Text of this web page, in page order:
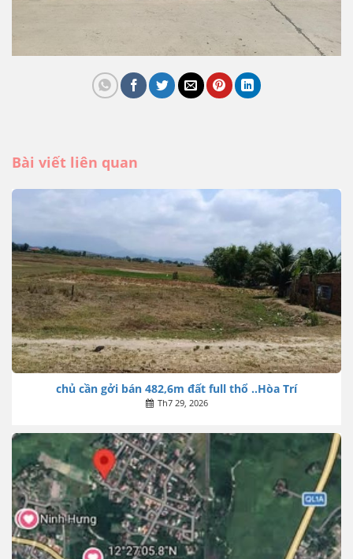
Bài viết liên quan
chủ cần gởi bán 482,6m đất full thổ ..Hòa Trí
Th7 29, 2026